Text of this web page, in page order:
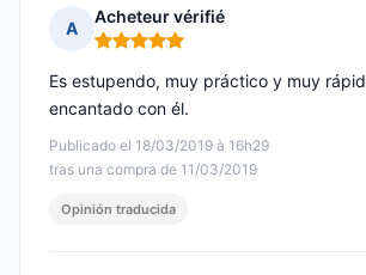
A
Acheteur vérifié
Nota: 5 de 5
Publicado el 18/03/2019 à 16h29
tras una compra de 11/03/2019
Es estupendo, muy práctico y muy
encantado con él.
Opinión traducida